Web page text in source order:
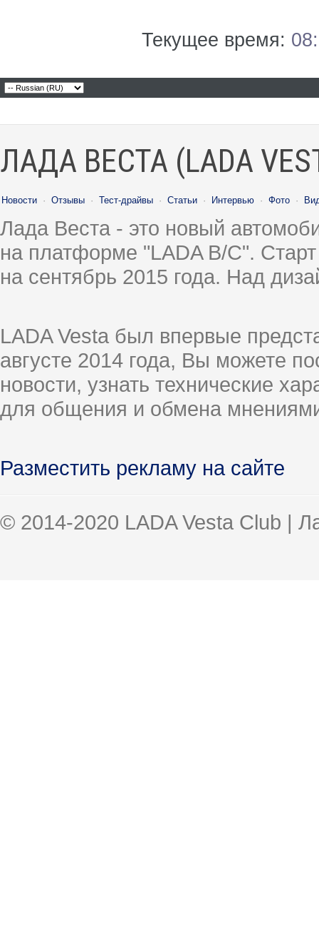
Текущее время:
ЛАДА ВЕСТА (LADA
Новости · Отзывы · Тест-драйвы · Статьи · Интервью · Фото ·
Лада Веста - это новый
на платформе "LADA B/C".
на сентябрь 2015 года. Над
LADA Vesta был впервые
августе 2014 года, Вы можете
новости, узнать технические
для общения и обмена
Разместить рекламу на сайте
© 2014-2020 LADA Vesta Club |